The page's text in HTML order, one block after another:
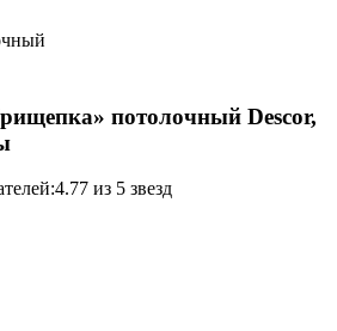
потолочный Descor,
4.77 из 5 звезд